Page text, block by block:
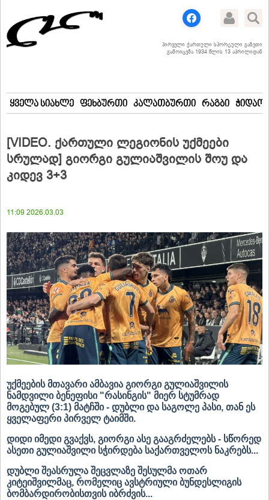
პირველი ქართული სპორტული გაზეთი
გამოიცემა 1934 წლის 13 აპრილიდან
ყველა სიახლე ფეხბურთი კალათბურთი რაგბი
[VIDEO. ქართული ლეგიონის უქმეები
სრულად] გიორგი გულიაშვილის შოუ და
კიდევ 3+3
11:09 2026.03.03
უქმეების მთავარი ამბავია გიორგი გულიაშვილის
ნამდვილი ბენეფისი "რასინგის" მიერ სტუმრად
მოგებულ (3:1) მატჩში - დუბლი და საგოლე პასი, თან ეს
ყველაფერი პირველ ტაიმში.
დიდი იმედი გვაქვს, გიორგი ასე გააგრძელებს - სწორედ
ასეთი გულიაშვილი სჭირდება საქართველოს ნაკრებს...
დუბლი შეასრულა შეცვლაზე შესულმა ოთარ
კიტეიშვილმაც, რომელიც ავსტრიული ბუნდესლიგის
ბომბარდირობისთვის იბრძვის...